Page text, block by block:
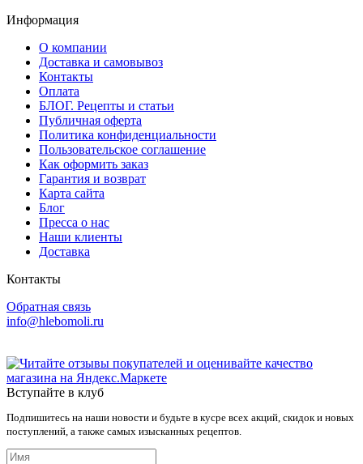
Информация
О компании
Доставка и самовывоз
Контакты
Оплата
БЛОГ. Рецепты и статьи
Публичная оферта
Политика конфиденциальности
Пользовательское соглашение
Как оформить заказ
Гарантия и возврат
Карта сайта
Блог
Пресса о нас
Наши клиенты
Доставка
Контакты
Обратная связь
info@hlebomoli.ru
Вступайте в клуб
Подпишитесь на наши новости и будьте в кусре всех акций, скидок и новых
поступлений, а также самых изысканных рецептов.